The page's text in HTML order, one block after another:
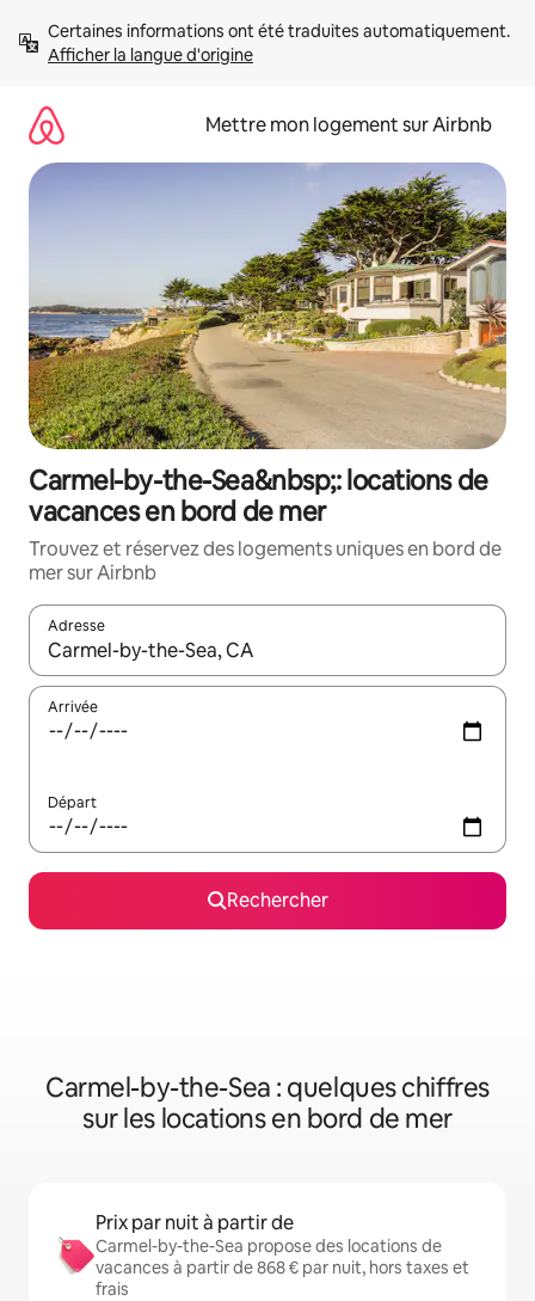
directement
Afficher la langue d'origine
Mettre mon logement sur Airbnb
Carmel-by-the-Sea&nbsp;: locations de
vacances en bord de mer
Trouvez et réservez des logements uniques en bord de
mer sur Airbnb
Adresse
Lorsque les résultats s'affichent, utilisez les flèches vers le
Arrivée
Départ
Rechercher
Carmel-by-the-Sea : quelques chiffres
sur les locations en bord de mer
Prix par nuit à partir de
Carmel-by-the-Sea propose des locations de
vacances à partir de 868 € par nuit, hors taxes et
frais